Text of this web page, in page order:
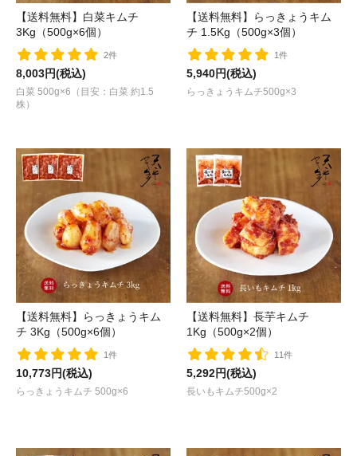
【送料無料】白菜キムチ
3Kg（500g×6個）
2件
8,003円(税込)
白菜 500g×6（目安：白菜 約1.5
株）
【送料無料】らっきょうキム
チ 1.5Kg（500g×3個）
1件
5,940円(税込)
らっきょうキムチ500g×3
【送料無料】らっきょうキム
チ 3Kg（500g×6個）
1件
10,773円(税込)
らっきょうキムチ 500g×6
【送料無料】長芋キムチ
1Kg（500g×2個）
11件
5,292円(税込)
長いもキムチ500g×2